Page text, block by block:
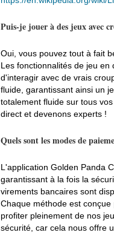
Puis-je jouer à des jeux avec
Oui, vous pouvez tout à fait
Les fonctionnalités de jeu
d'interagir avec de vrais
fluide, garantissant ainsi un
totalement fluide sur tous
direct et devenons experts !
Quels sont les modes de
L'application Golden Panda
garantissant à la fois la
virements bancaires sont
Chaque méthode est
profiter pleinement de nos
sécurité, car cela nous offre